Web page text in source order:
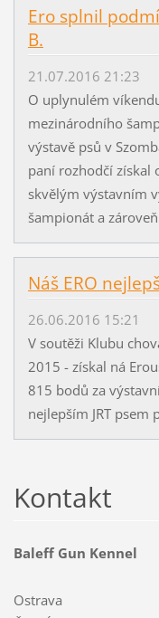
Ero splnil
B.
21.07.2016 21:23
O uplynulém
mezinárodního
výstavě psů v
paní rozhodčí získal
skvělým výstavním
šampionát a
Náš ERO
26.06.2016 15:21
V soutěži Klubu
2015 - získal ná
815 bodů za
nejlepším JRT psem
Kontakt
Baleff Gun Kennel
Ostrava